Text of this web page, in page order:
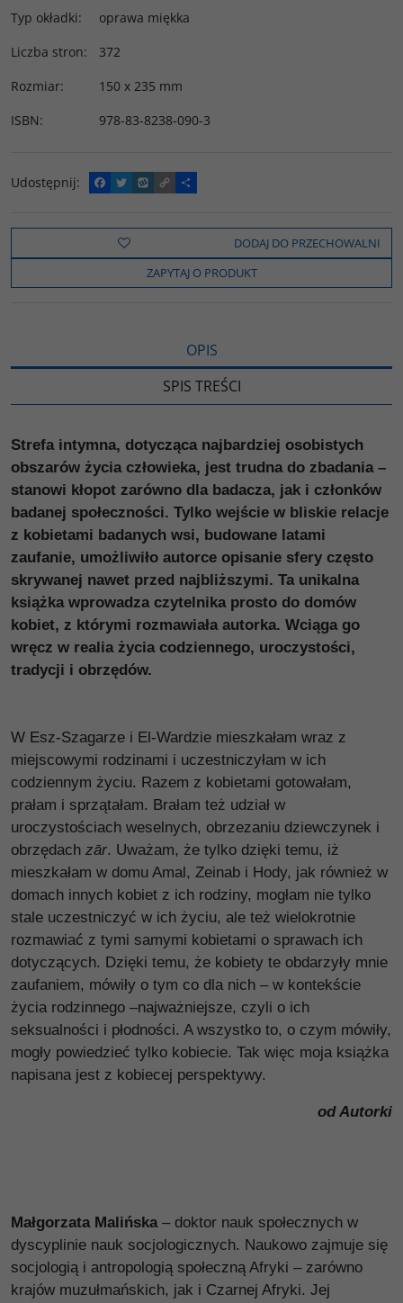
Typ okładki:
oprawa miękka
Liczba stron:
372
Rozmiar:
150 x 235 mm
ISBN: 978-83-8238-090-3
Udostępnij:
F
a
e
o
k
T
w
t
t
e
W
y
o
C
o
y
i
n
k
P
o
z
e
l
s
DODAJ DO PRZECHOWALNI
ZAPYTAJ O PRODUKT
OPIS
SPIS TREŚCI
Strefa intymna, dotycząca najbardziej osobistych
obszarów życia człowieka, jest trudna do zbadania –
stanowi kłopot zarówno dla badacza, jak i członków
badanej społeczności. Tylko wejście w bliskie relacje
z kobietami badanych wsi, budowane latami
zaufanie, umożliwiło autorce opisanie sfery często
skrywanej nawet przed najbliższymi. Ta unikalna
książka wprowadza czytelnika prosto do domów
kobiet, z którymi rozmawiała autorka. Wciąga go
wręcz w realia życia codziennego, uroczystości,
tradycji i obrzędów.
W Esz-Szagarze i El-Wardzie mieszkałam wraz z
miejscowymi rodzinami i uczestniczyłam w ich
codziennym życiu. Razem z kobietami gotowałam,
prałam i sprzątałam. Brałam też udział w
uroczystościach weselnych, obrzezaniu dziewczynek i
obrzędach zār. Uważam, że tylko dzięki temu, iż
mieszkałam w domu Amal, Zeinab i Hody, jak również w
domach innych kobiet z ich rodziny, mogłam nie tylko
stale uczestniczyć w ich życiu, ale też wielokrotnie
rozmawiać z tymi samymi kobietami o sprawach ich
dotyczących. Dzięki temu, że kobiety te obdarzyły mnie
zaufaniem, mówiły o tym co dla nich – w kontekście
życia rodzinnego –najważniejsze, czyli o ich
seksualności i płodności. A wszystko to, o czym mówiły,
mogły powiedzieć tylko kobiecie. Tak więc moja książka
napisana jest z kobiecej perspektywy.
od Autorki
Małgorzata Malińska– doktor nauk społecznych w
dyscyplinie nauk socjologicznych. Naukowo zajmuje się
socjologią i antropologią społeczną Afryki – zarówno
krajów muzułmańskich, jak i Czarnej Afryki. Jej